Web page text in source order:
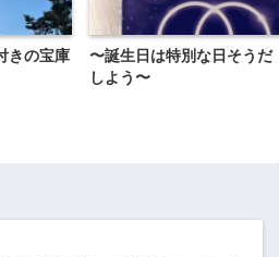
きの宝庫
〜誕生日は特別な日そうだ
しよう〜